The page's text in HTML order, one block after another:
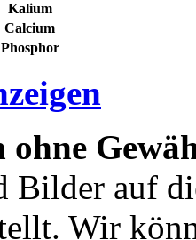
Kalium
Calcium
Phosphor
ohne
Bilder auf
Wir